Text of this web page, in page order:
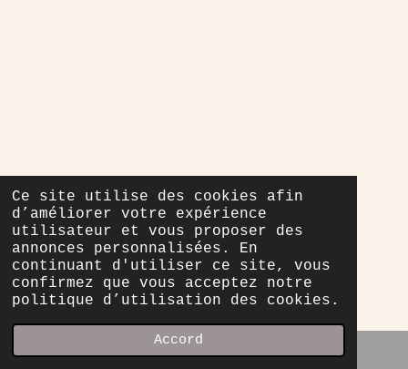
Ce site utilise des cookies afin
d’améliorer votre expérience
utilisateur et vous proposer des
annonces personnalisées. En
continuant d'utiliser ce site, vous
confirmez que vous acceptez notre
politique d’utilisation des cookies.
Accord